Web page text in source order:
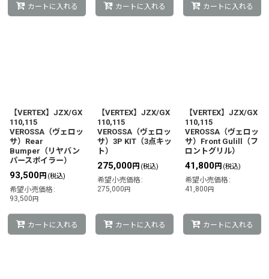
カートに入れる カートに入れる カートに入れる
【VERTEX】JZX/GX
110,115
VEROSSA（ヴェロッ
サ）Rear
Bumper（リヤバン
パースポイラー）
93,500円 (税込)
希望小売価格 :
93,500円
カートに入れる
【VERTEX】JZX/GX
110,115
VEROSSA（ヴェロッ
サ）3P KIT（3点キッ
ト）
275,000円 (税込)
希望小売価格 :
275,000円
カートに入れる
【VERTEX】JZX/GX
110,115
VEROSSA（ヴェロッ
サ）Front Gulill（フ
ロントグリル）
41,800円 (税込)
希望小売価格 :
41,800円
カートに入れる